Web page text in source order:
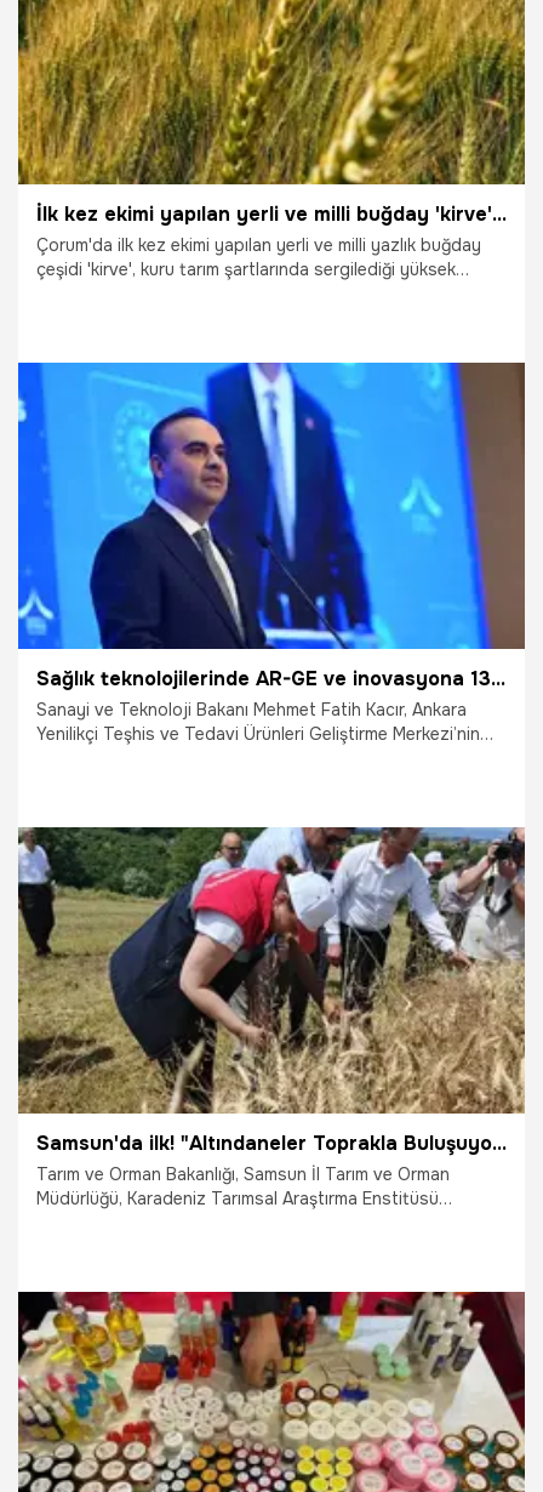
İlk kez ekimi yapılan yerli ve milli buğday 'kirve' Çorum'da beklentileri aştı
Çorum'da ilk kez ekimi yapılan yerli ve milli yazlık buğday
çeşidi 'kirve', kuru tarım şartlarında sergilediği yüksek
30.06.2026 Gündem
Sağlık teknolojilerinde AR-GE ve inovasyona 13 milyon avroluk dev yatırım
Sanayi ve Teknoloji Bakanı Mehmet Fatih Kacır, Ankara
Yenilikçi Teşhis ve Tedavi Ürünleri Geliştirme Merkezi’nin
30.06.2026 Gündem
Samsun'da ilk! "Altındaneler Toprakla Buluşuyor" projesinde hasat heyecanı başladı
Tarım ve Orman Bakanlığı, Samsun İl Tarım ve Orman
Müdürlüğü, Karadeniz Tarımsal Araştırma Enstitüsü
etkinliği gerçekleştirildi.
24.06.2026 Samsun